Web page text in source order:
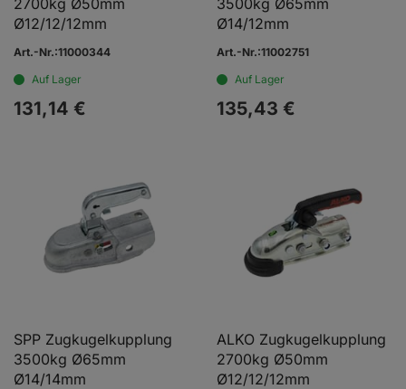
2700kg Ø50mm
Ø12/12/12mm
Art.-Nr.:11000344
Auf Lager
131,14 €
3500kg Ø65mm
Ø14/12mm
Art.-Nr.:11002751
Auf Lager
135,43 €
SPP Zugkugelkupplung
3500kg Ø65mm
Ø14/14mm
ALKO Zugkugelkupplung
2700kg Ø50mm
Ø12/12/12mm